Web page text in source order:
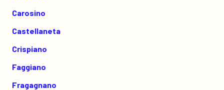
Carosino
Castellaneta
Crispiano
Faggiano
Fragagnano